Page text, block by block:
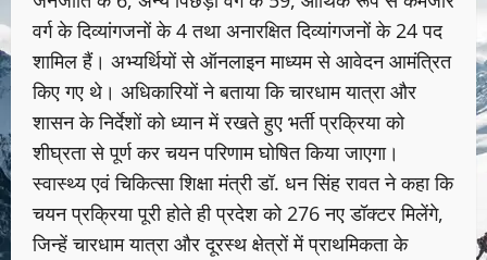
वर्ग के दिव्यांगजनों के 4 तथा अनारक्षित दिव्यांगजनों के 24 पद
शामिल हैं। अभ्यर्थियों से ऑनलाइन माध्यम से आवेदन आमंत्रित
किए गए थे। अधिकारियों ने बताया कि चारधाम यात्रा और
शासन के निर्देशों को ध्यान में रखते हुए भर्ती प्रक्रिया को
शीघ्रता से पूर्ण कर चयन परिणाम घोषित किया जाएगा।
स्वास्थ्य एवं चिकित्सा शिक्षा मंत्री डॉ. धन सिंह रावत ने कहा कि
चयन प्रक्रिया पूरी होते ही प्रदेश को 276 नए डॉक्टर मिलेंगे,
जिन्हें चारधाम यात्रा और दूरस्थ क्षेत्रों में प्राथमिकता के